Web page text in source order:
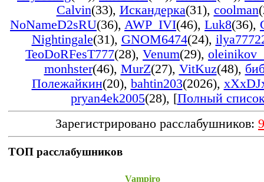
Calvin(33), Искандерка(31), coolman
NoNameD2sRU(36), AWP_IVI(46), Luk8(36),
Nightingale(31), GNOM6474(24),
TeoDoRFesT777(28), Venum(29),
monhster(46), MurZ(27), VitKuz(48),
Полежайкин(20), bahtin203(2026),
pryan4ek2005(28), [Полный
Зарегистрировано расслабушников:
ТОП расслабушников
Vampiro